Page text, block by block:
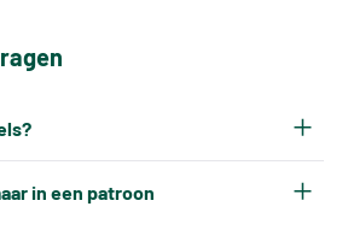
Omdat keramische tegels
in een patroon